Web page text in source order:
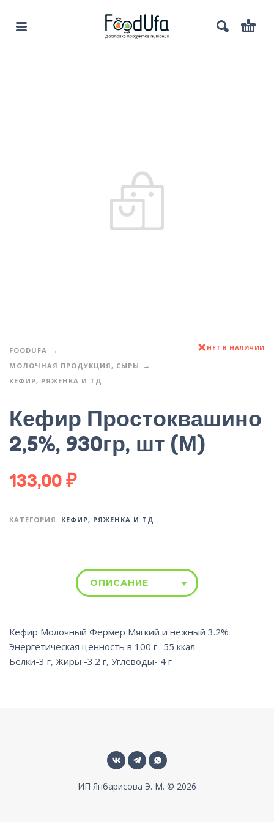
FOODUFA
МОЛОЧНАЯ ПРОДУКЦИЯ, СЫРЫ
КЕФИР, РЯЖЕНКА И ТД
НЕТ В НАЛИЧИИ
Кефир Простоквашино
2,5%, 930гр, шт (М)
133,00₽
КАТЕГОРИЯ: КЕФИР, РЯЖЕНКА И ТД
ОПИСАНИЕ
Кефир Молочный Фермер Мягкий и нежный 3.2%
Энергетическая ценность в 100 г- 55 ккал
Белки-3 г, Жиры -3.2 г, Углеводы- 4 г
ИП Янбарисова Э. М. © 2026